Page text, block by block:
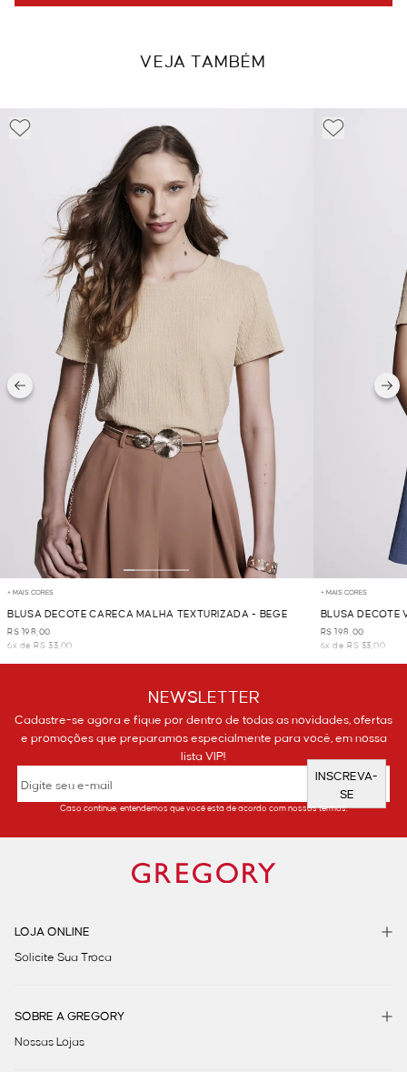
VEJA TAMBÉM
+ MAIS CORES
BLUSA DECOTE CARECA MALHA TEXTURIZADA - BEGE
R$ 198,00
6x de R$ 33,00
+ MAIS CORES
BLUSA DECOTE
R$ 198,00
6x de R$ 33,00
NEWSLETTER
Cadastre-se agora e fique por dentro de todas as novidades, ofertas
e promoções que preparamos especialmente para você, em nossa
lista VIP!
INSCREVA-
SE
Caso continue, entendemos que você está de acordo com nossos termos.
LOJA ONLINE
Solicite Sua Troca
SOBRE A GREGORY
Nossas Lojas